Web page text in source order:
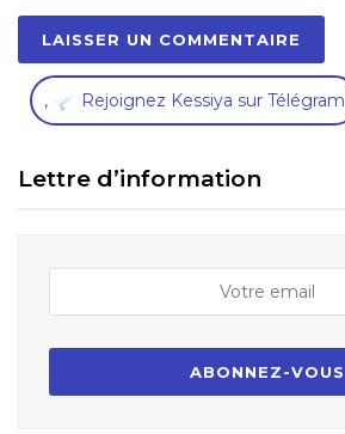
, Rejoignez Kessiya sur Télégram
Lettre d’information